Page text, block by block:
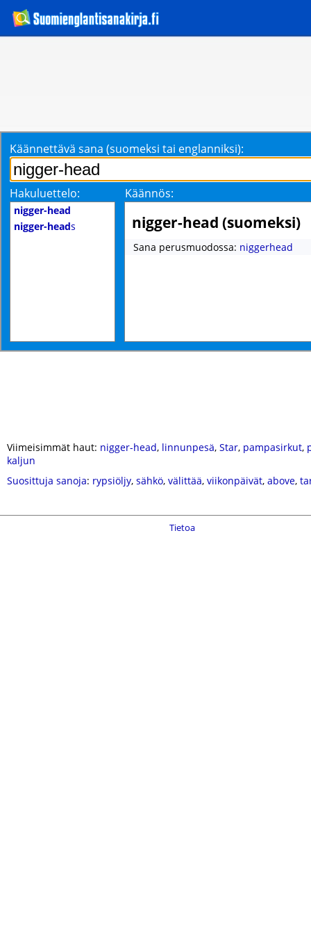
Käännettävä sana (suomeksi tai englanniksi):
Hakuluettelo: Käännös:
nigger-head
nigger-heads nigger-head (suomeksi)
Sana perusmuodossa: niggerhead
Viimeisimmät haut: nigger-head, linnunpesä, Star, pampasirkut,
kaljun
Suosittuja sanoja: rypsiöljy, sähkö, välittää, viikonpäivät, above,
Tietoa